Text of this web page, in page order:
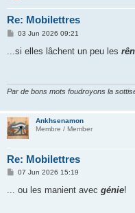
Re: Mobilettres
P
s
03 Jun 2026 09:21
...si elles lâchent un peu les
Par de bons mots foudroyons la
Ankhsenamon
Membre / Member
Re: Mobilettres
P07 Jun 2026 15:19
... ou les manient avec génie!